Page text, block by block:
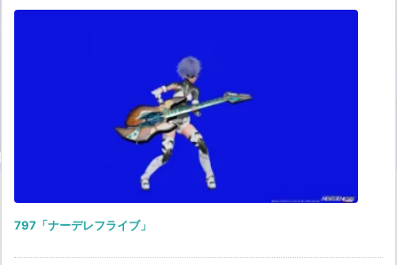
797「ナーデレフライブ」